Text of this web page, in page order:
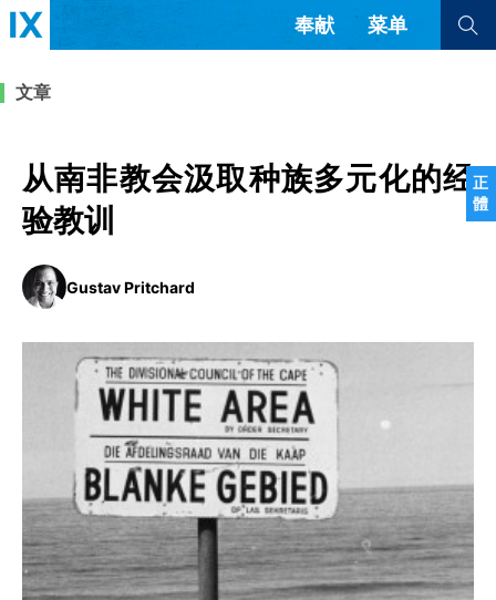
正
體
奉献 菜单
来信
教会带领
团契生活与祷告
查看全部
查看全部
西班牙语
葡萄牙语
乌兹别克语
达里语
罗马尼亚语
意大利语
土耳其语
阿尔巴尼亚语
塞尔维亚语 柬埔寨语
文章
从南非教会汲取种族多元化的经
验教训
Gustav Pritchard